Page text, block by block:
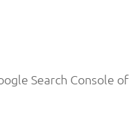
Search Console of